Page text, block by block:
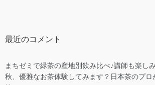
最近のコメント
まちゼミで緑茶の産地別飲み比べ♪講師も楽し
秋、優雅なお茶体験してみます？日本茶のプロ